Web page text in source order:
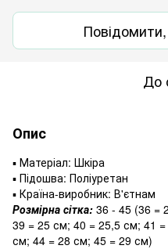
До
Опис
▪️ Матеріал: Шкіра
▪️ Підошва: Поліуретан
▪️ Країна-виробник: В'єтнам
Розмірна сітка: 36 - 45 (36 =
39 = 25 см; 40 = 25,5 см; 41
см; 44 = 28 см; 45 = 29 см)